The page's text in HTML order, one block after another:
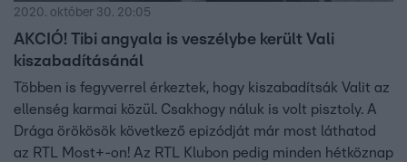
2020. október 30. 20:05
AKCIÓ! Tibi angyala is veszélybe került Vali
kiszabadításánál
Többen is fegyverrel érkeztek, hogy kiszabadítsák Valit az
ellenség karmai közül. Csakhogy náluk is volt pisztoly. A
Drága örökösök következő epizódját már most láthatod
az RTL Most+-on! Az RTL Klubon pedig minden hétköznap